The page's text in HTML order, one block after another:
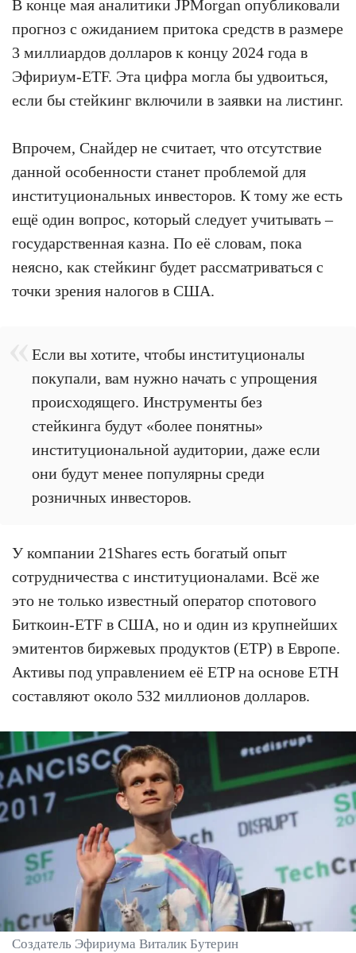
В конце мая аналитики JPMorgan опубликовали
прогноз с ожиданием притока средств в размере
3 миллиардов долларов к концу 2024 года в
Эфириум-ETF. Эта цифра могла бы удвоиться,
если бы стейкинг включили в заявки на листинг.
Впрочем, Снайдер не считает, что отсутствие
данной особенности станет проблемой для
институциональных инвесторов. К тому же есть
ещё один вопрос, который следует учитывать –
государственная казна. По её словам, пока
неясно, как стейкинг будет рассматриваться с
точки зрения налогов в США.
Если вы хотите, чтобы институционалы
покупали, вам нужно начать с упрощения
происходящего. Инструменты без
стейкинга будут «более понятны»
институциональной аудитории, даже если
они будут менее популярны среди
розничных инвесторов.
У компании 21Shares есть богатый опыт
сотрудничества с институционалами. Всё же
это не только известный оператор спотового
Биткоин-ETF в США, но и один из крупнейших
эмитентов биржевых продуктов (ETP) в Европе.
Активы под управлением её ETP на основе ETH
составляют около 532 миллионов долларов.
Создатель Эфириума Виталик Бутерин